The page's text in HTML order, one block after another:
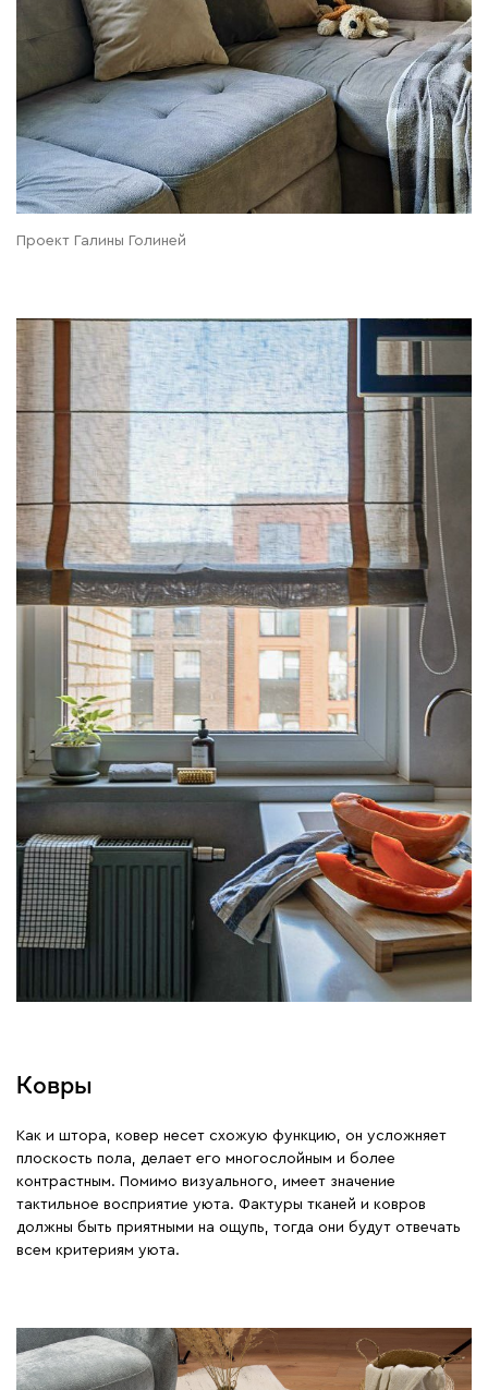
Проект Галины Голиней
Ковры
Как и штора, ковер несет схожую функцию, он усложняет
плоскость пола, делает его многослойным и более
контрастным. Помимо визуального, имеет значение
тактильное восприятие уюта. Фактуры тканей и ковров
должны быть приятными на ощупь, тогда они будут отвечать
всем критериям уюта.